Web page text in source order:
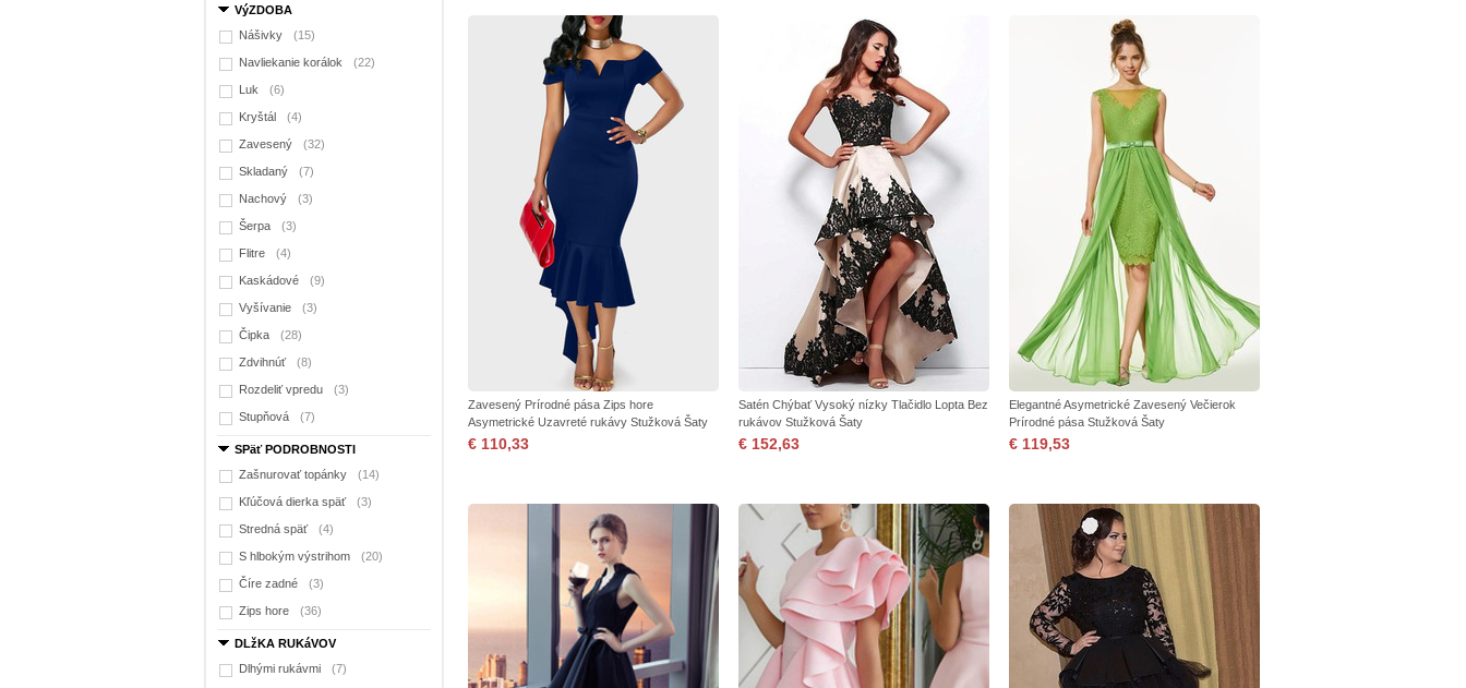
VýZDOBA
Nášivky
(15)
Navliekanie korálok (22)
Luk (6)
Kryštál (4)
Zavesený (32)
Skladaný (7)
Nachový (3)
Šerpa (3)
Flitre (4)
Kaskádové (9)
Vyšívanie (3)
Čipka (28)
Zdvihnúť (8)
Rozdeliť vpredu (3)
Stupňová (7)
SPäť PODROBNOSTI
Zašnurovať topánky
(14)
Kľúčová dierka späť (3)
Stredná späť (4)
S hlbokým výstrihom (20)
Číre zadné (3)
Zips hore (36)
DLžKA RUKáVOV
Dlhými rukávmi
(7)
Zavesený Prírodné pása Zips hore
Asymetrické Uzavreté rukávy Stužková Šaty
€ 110,33
Satén Chýbať Vysoký nízky Tlačidlo Lopta Bez
rukávov Stužková Šaty
€ 152,63
Elegantné Asymetrické Zavesený Večierok
Prírodné pása Stužková Šaty
€ 119,53